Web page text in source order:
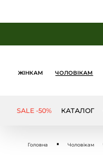
ЖІНКАМ ЧОЛОВІКАМ
SALE -50% КАТАЛОГ
Головна Чоловікам